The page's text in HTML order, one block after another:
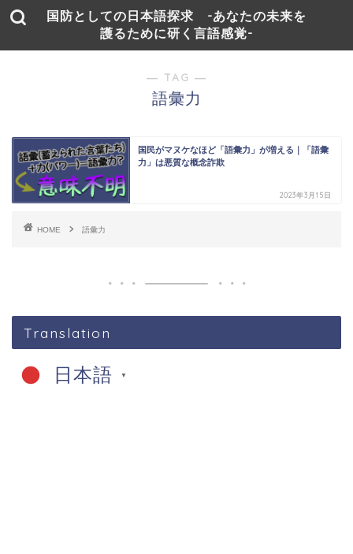
国防としての日本語探求 -あなたの未来を
護るために研く言語感覚-
― TAG ―
語彙力
国民がマヌケなほど「語彙力」が増える｜「語彙
力」は悪質な概念詐欺
2023年3月15日
HOME 語彙力
Translation
日本語 ▼